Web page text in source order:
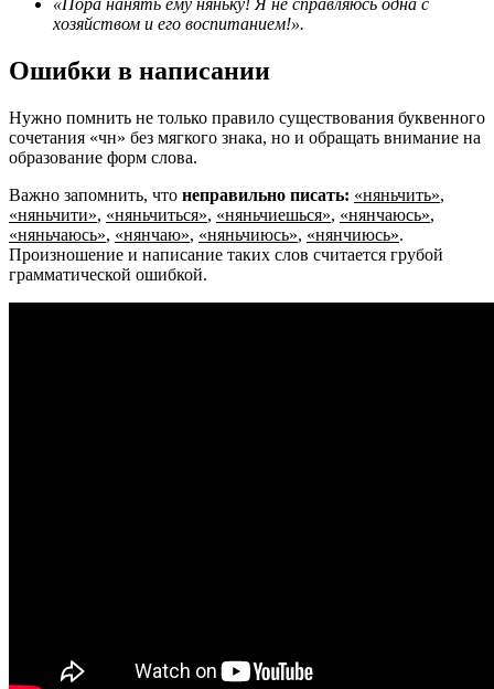
«Пора нанять ему няньку! Я не справляюсь одна с
хозяйством и его воспитанием!».
Ошибки в написании
Нужно помнить не только правило существования буквенного
сочетания «чн» без мягкого знака, но и обращать внимание на
образование форм слова.
Важно запомнить, что неправильно писать: «няньчить»,
«няньчити», «няньчиться», «няньчиешься», «нянчаюсь»,
«няньчаюсь», «нянчаю», «няньчиюсь», «нянчиюсь».
Произношение и написание таких слов считается грубой
грамматической ошибкой.